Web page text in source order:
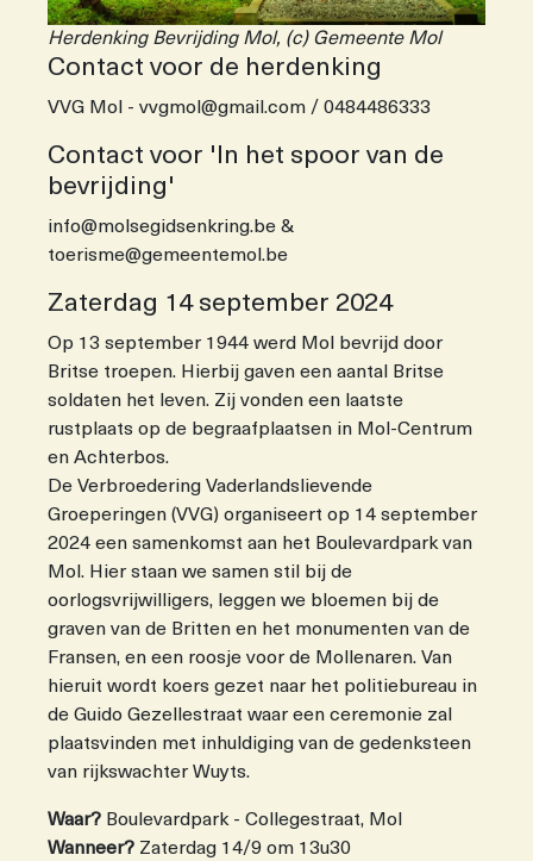
Herdenking Bevrijding Mol, (c) Gemeente Mol
Contact voor de herdenking
VVG Mol - vvgmol@gmail.com / 0484486333
Contact voor 'In het spoor van de
bevrijding'
info@molsegidsenkring.be &
toerisme@gemeentemol.be
Zaterdag 14 september 2024
Op 13 september 1944 werd Mol bevrijd door
Britse troepen. Hierbij gaven een aantal Britse
soldaten het leven. Zij vonden een laatste
rustplaats op de begraafplaatsen in Mol-Centrum
en Achterbos.
De Verbroedering Vaderlandslievende
Groeperingen (VVG) organiseert op 14 september
2024 een samenkomst aan het Boulevardpark van
Mol. Hier staan we samen stil bij de
oorlogsvrijwilligers, leggen we bloemen bij de
graven van de Britten en het monumenten van de
Fransen, en een roosje voor de Mollenaren. Van
hieruit wordt koers gezet naar het politiebureau in
de Guido Gezellestraat waar een ceremonie zal
plaatsvinden met inhuldiging van de gedenksteen
van rijkswachter Wuyts.
Waar? Boulevardpark - Collegestraat, Mol
Wanneer? Zaterdag 14/9 om 13u30